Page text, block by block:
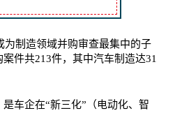
为制造领域并购审查最集中的子
件共213件，其中汽车制造达31
车企在“新三化”（电动化、智